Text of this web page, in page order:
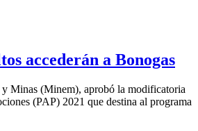
accederán a Bonogas
Minas (Minem), aprobó la modificatoria
(PAP) 2021 que destina al programa